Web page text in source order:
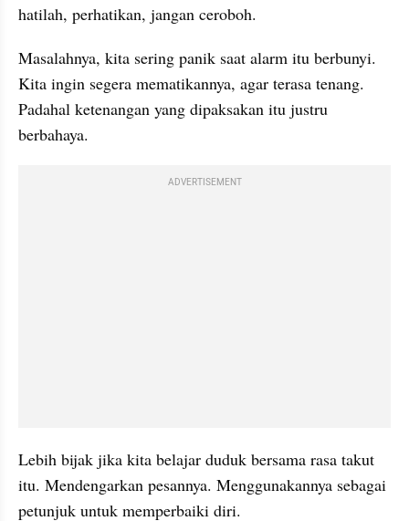
hatilah, perhatikan, jangan ceroboh.
Masalahnya, kita sering panik saat alarm itu berbunyi.
Kita ingin segera mematikannya, agar terasa tenang.
Padahal ketenangan yang dipaksakan itu justru
berbahaya.
ADVERTISEMENT
Lebih bijak jika kita belajar duduk bersama rasa takut
itu. Mendengarkan pesannya. Menggunakannya sebagai
petunjuk untuk memperbaiki diri.